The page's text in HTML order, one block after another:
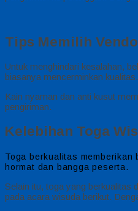
Tips Memilih
Untuk menghindari kesalahan,
biasanya mencerminkan
Kain nyaman dan anti kusut
pengiriman.
Kelebihan Toga
Toga berkualitas
hormat dan bangga peserta.
Selain itu, toga yang berkualitas
pada acara wisuda berikut.